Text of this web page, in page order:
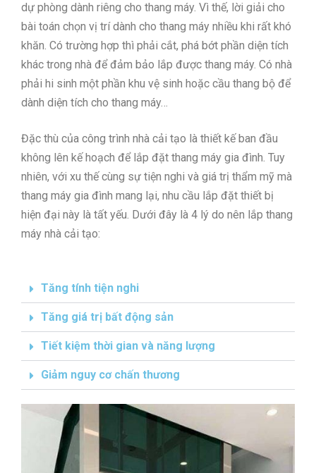
dự phòng dành riêng cho thang máy. Vì thế, lời giải cho
bài toán chọn vị trí dành cho thang máy nhiều khi rất khó
khăn. Có trường hợp thì phải cắt, phá bớt phần diện tích
khác trong nhà để đảm bảo lắp được thang máy. Có nhà
phải hi sinh một phần khu vệ sinh hoặc cầu thang bộ để
dành diện tích cho thang máy…
Đặc thù của công trình nhà cải tạo là thiết kế ban đầu
không lên kế hoạch để lắp đặt thang máy gia đình. Tuy
nhiên, với xu thế cùng sự tiện nghi và giá trị thẩm mỹ mà
thang máy gia đình mang lại, nhu cầu lắp đặt thiết bị
hiện đại này là tất yếu. Dưới đây là 4 lý do nên lắp thang
máy nhà cải tạo:
Tăng tính tiện nghi
Tăng giá trị bất động sản
Tiết kiệm thời gian và năng lượng
Giảm nguy cơ chấn thương